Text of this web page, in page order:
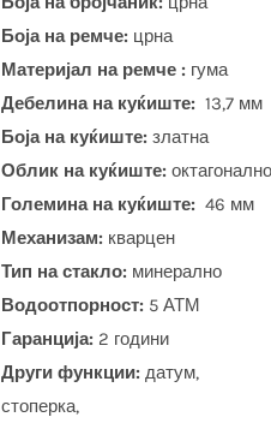
Боја на ремче: црна
Материјал на ремче : гума
Дебелина на куќиште: 13,7 мм
Боја на куќиште: златна
Облик на куќиште: октагонално
Големина на куќиште: 46 мм
Механизам: кварцен
Тип на стакло: минерално
Водоотпорност: 5 АТМ
Гаранција: 2 години
Други функции: датум,
стоперка,